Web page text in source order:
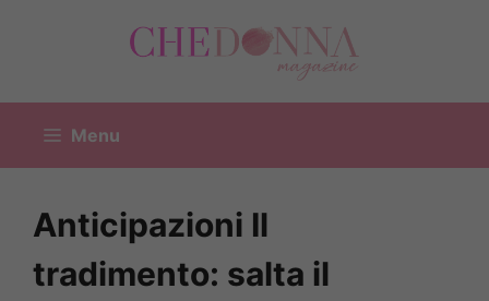
Menu
Anticipazioni Il
tradimento: salta il